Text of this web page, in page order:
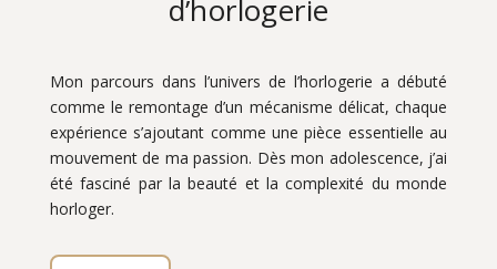
d’horlogerie
Mon parcours dans l’univers de l’horlogerie a débuté
comme le remontage d’un mécanisme délicat, chaque
expérience s’ajoutant comme une pièce essentielle au
mouvement de ma passion. Dès mon adolescence, j’ai
été fasciné par la beauté et la complexité du monde
horloger.